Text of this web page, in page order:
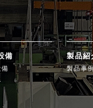
備 製品紹
製品事